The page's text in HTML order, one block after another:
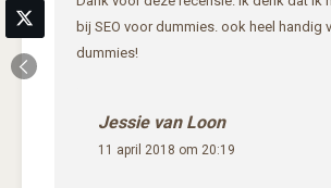
bij SEO voor dummies. ook heel handig
dummies!
Jessie van Loon
11 april 2018 om 20:19